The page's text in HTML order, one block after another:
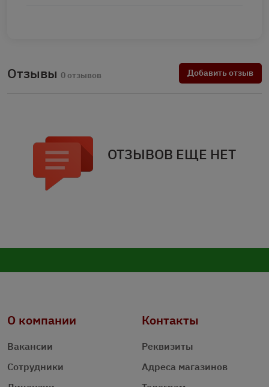
Отзывы 0 отзывов Добавить отзыв
ОТЗЫВОВ ЕЩЕ НЕТ
О компании
Вакансии
Сотрудники
Контакты
Реквизиты
Адреса магазинов